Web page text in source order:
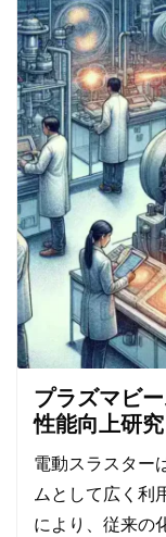
プラズマビ
性能向上研究
電動スラスター
ムとして広く利
により、従来の